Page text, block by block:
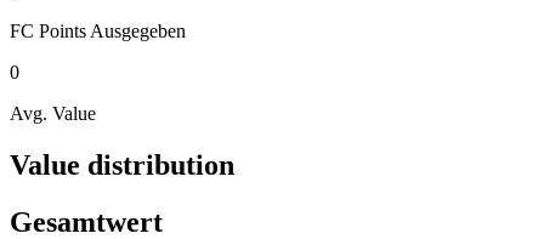
FC Points Ausgegeben
0
Avg. Value
Value distribution
Gesamtwert